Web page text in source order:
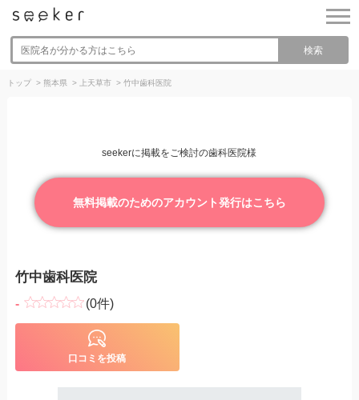
検索
トップ > 熊本県 > 上天草市 > 竹中歯科医院
seekerに掲載をご検討の歯科医院様
無料掲載のためのアカウント発行はこちら
竹中歯科医院
- (0件)
口コミを投稿